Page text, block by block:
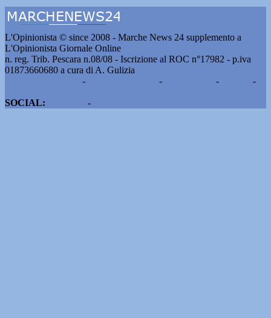
L'Opinionista © since 2008 - Marche News 24 supplemento a
L'Opinionista Giornale Online
n. reg. Trib. Pescara n.08/08 - Iscrizione al ROC n°17982 - p.iva
01873660680 a cura di A. Gulizia
- - -
-
SOCIAL:
-